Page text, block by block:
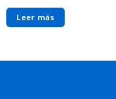
Leer más